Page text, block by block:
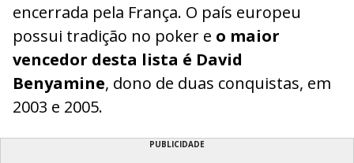
encerrada pela França. O país europeu
possui tradição no poker e o maior
vencedor desta lista é David
Benyamine, dono de duas conquistas, em
2003 e 2005.
PUBLICIDADE